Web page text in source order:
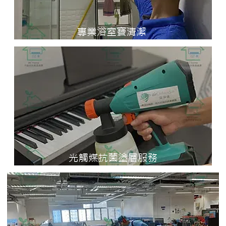
專業浴室寶清潔
光觸媒抗菌塗層服務